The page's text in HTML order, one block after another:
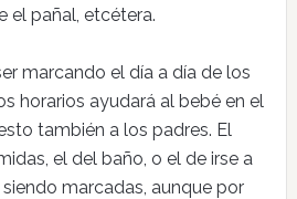
el pañal, etcétera.
marcando el día a día de los
horarios ayudará al bebé en el
también a los padres. El
el del baño, o el de irse a
marcadas, aunque por